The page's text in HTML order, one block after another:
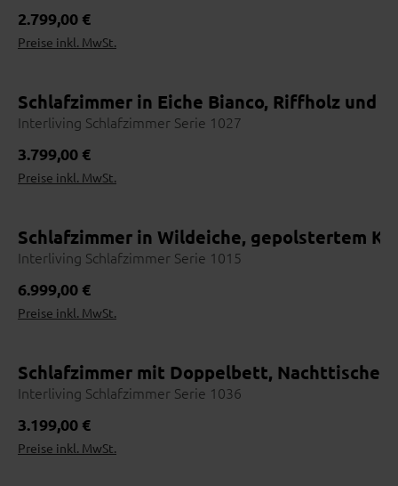
Wohnbeispiel
Regulärer Preis:
2.799,00 €
Preise inkl. MwSt.
Wohnbeispiel
Schlafzimmer in Eiche Bianco, Riffholz und
Interliving Schlafzimmer Serie 1027
Regulärer Preis:
3.799,00 €
Preise inkl. MwSt.
Wohnbeispiel
Schlafzimmer in Wildeiche, gepolstertem
Interliving Schlafzimmer Serie 1015
Regulärer Preis:
6.999,00 €
Preise inkl. MwSt.
Schlafzimmer mit Doppelbett,
Interliving Schlafzimmer Serie 1036
Regulärer Preis:
3.199,00 €
Preise inkl. MwSt.